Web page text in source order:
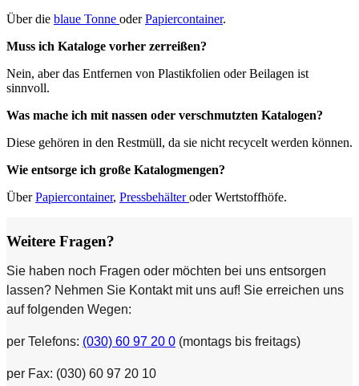
Über die blaue Tonne oderPapiercontainer.
Muss ich Kataloge vorher zerreißen?
Nein, aber das Entfernen von Plastikfolien oder Beilagen ist
sinnvoll.
Was mache ich mit nassen oder verschmutzten Katalogen?
Diese gehören in den Restmüll, da sie nicht recycelt werden können.
Wie entsorge ich große Katalogmengen?
ÜberPapiercontainer, Pressbehälteroder Wertstoffhöfe.
Weitere Fragen?
Sie haben noch Fragen oder möchten bei uns entsorgen
lassen? Nehmen Sie Kontakt mit uns auf! Sie erreichen uns
auf folgenden Wegen:
per Telefons: (030) 60 97 20 0 (montags bis freitags)
per Fax: (030) 60 97 20 10